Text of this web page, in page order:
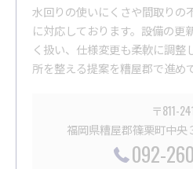
水回りの使いにくさや間取りの
に対応しております。設備の更
く扱い、仕様変更も柔軟に調整
所を整える提案を糟屋郡で進め
〒811-
福岡県糟屋郡篠栗町中央
092-